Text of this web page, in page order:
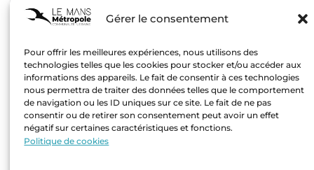
Gérer le consentement
Pour offrir les meilleures expériences, nous utilisons des
technologies telles que les cookies pour stocker et/ou accéder aux
informations des appareils. Le fait de consentir à ces technologies
nous permettra de traiter des données telles que le comportement
de navigation ou les ID uniques sur ce site. Le fait de ne pas
consentir ou de retirer son consentement peut avoir un effet
négatif sur certaines caractéristiques et fonctions.
Politique de cookies
Actua
Mentions